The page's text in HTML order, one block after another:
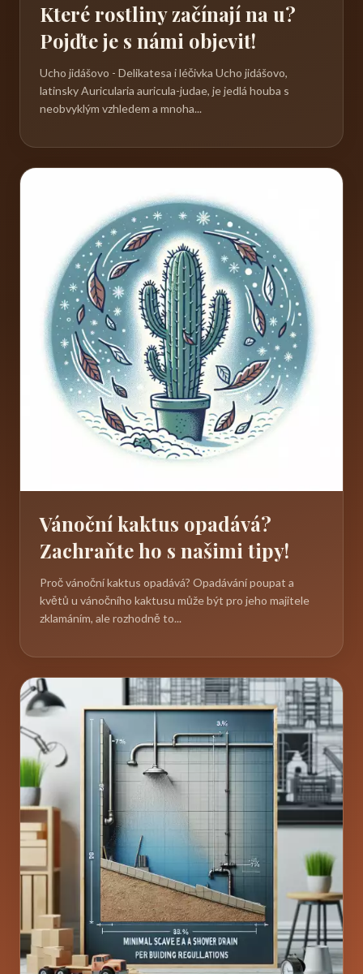
Které rostliny začínají na u?
Pojďte je s námi objevit!
Ucho jidášovo - Delikatesa i léčivka Ucho jidášovo,
latinsky Auricularia auricula-judae, je jedlá houba s
neobvyklým vzhledem a mnoha...
Vánoční kaktus opadává?
Zachraňte ho s našimi tipy!
Proč vánoční kaktus opadává? Opadávání poupat a
květů u vánočního kaktusu může být pro jeho majitele
zklamáním, ale rozhodně to...